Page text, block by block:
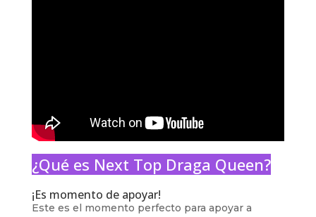
¿Qué es Next Top Draga Queen?
¡Es momento de apoyar!
Este es el momento perfecto para apoyar a